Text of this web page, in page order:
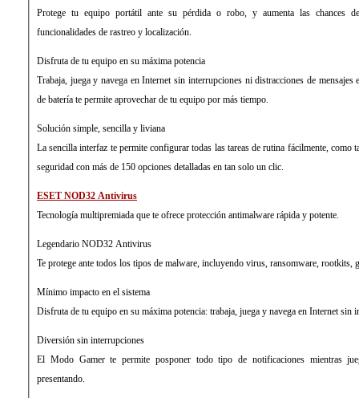
Protege tu equipo portátil ante su pérdida o robo, y aumenta las chances
funcionalidades de rastreo y localización.
Disfruta de tu equipo en su máxima potencia
Trabaja, juega y navega en Internet sin interrupciones ni distracciones de mensajes
de batería te permite aprovechar de tu equipo por más tiempo.
Solución simple, sencilla y liviana
La sencilla interfaz te permite configurar todas las tareas de rutina fácilmente, como
seguridad con más de 150 opciones detalladas en tan solo un clic.
ESET NOD32 Antivirus
Tecnología multipremiada que te ofrece protección antimalware rápida y potente.
Legendario NOD32 Antivirus
Te protege ante todos los tipos de malware, incluyendo virus, ransomware, rootkits,
Mínimo impacto en el sistema
Disfruta de tu equipo en su máxima potencia: trabaja, juega y navega en Internet sin
Diversión sin interrupciones
El Modo Gamer te permite posponer todo tipo de notificaciones mientras
presentando.